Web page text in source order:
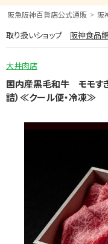
カテゴリー
から探す
阪急阪神百貨店公式通販 阪
取り扱いショップ 阪神食品
大井肉店
国内産黒毛和牛 モモ
詰）≪クール便・冷凍≫